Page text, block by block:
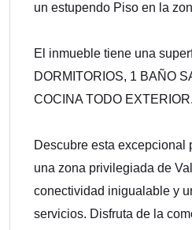
un estupendo Piso en la
El inmueble tiene una
DORMITORIOS, 1 BAÑO
COCINA TODO EXTERIOR.
Descubre esta excepcional
una zona privilegiada de
conectividad inigualable y
servicios. Disfruta de la